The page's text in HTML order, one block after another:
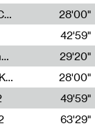
Radia Show #1090 : Radia Wave Farm WGXC Corey De Juan Sherrard Jr Startalk
28'00"
42'59"
Regilote / Live avec les étudiant·es de 3e année de l'EMA
Nima Henryon,Athéna Noël,Amir Genillon,Ibourayane Ahmadi,Manelle Cherrih,Honorine Gibello,John Weeber,Manon Joseph
29'20"
Radia Show #1089 : MOUVEMENT De PANIK (Radio Panik)
28'00"
49'59"
63'29"